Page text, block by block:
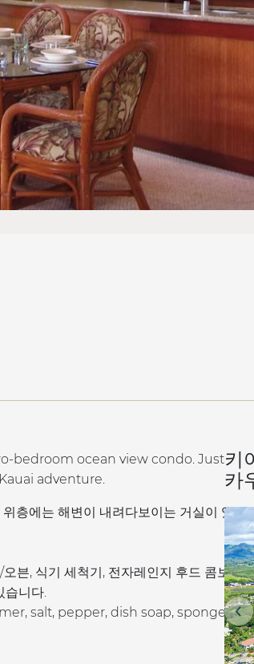
bedroom ocean view condo. Just
adventure.
층에는 해변이 내려다보이는 거실이 있
븐, 식기 세척기, 전자레인지 후드 콤보,
습니다.
salt, pepper, dish soap, sponge,
키
카
이